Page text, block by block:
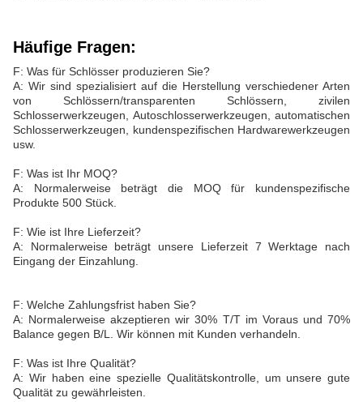
Häufige Fragen:
F: Was für Schlösser produzieren Sie?
A: Wir sind spezialisiert auf die Herstellung verschiedener Arten
von Schlössern/transparenten Schlössern, zivilen
Schlosserwerkzeugen, Autoschlosserwerkzeugen, automatischen
Schlosserwerkzeugen, kundenspezifischen Hardwarewerkzeugen
usw.
F: Was ist Ihr MOQ?
A: Normalerweise beträgt die MOQ für kundenspezifische
Produkte 500 Stück.
F: Wie ist Ihre Lieferzeit?
A: Normalerweise beträgt unsere Lieferzeit 7 Werktage nach
Eingang der Einzahlung.
F: Welche Zahlungsfrist haben Sie?
A: Normalerweise akzeptieren wir 30% T/T im Voraus und 70%
Balance gegen B/L. Wir können mit Kunden verhandeln.
F: Was ist Ihre Qualität?
A: Wir haben eine spezielle Qualitätskontrolle, um unsere gute
Qualität zu gewährleisten.